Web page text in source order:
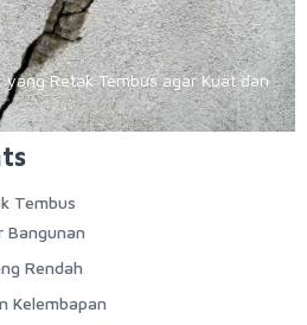
yang Retak Tembus agar Kuat dan
Tembus
Bangunan
Rendah
Kelembapan